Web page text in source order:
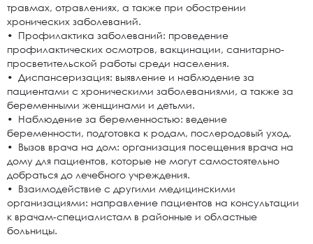
травмах, отравлениях, а также при обострении
хронических заболеваний.
• Профилактика заболеваний: проведение
профилактических осмотров, вакцинации, санитарно-
просветительской работы среди населения.
• Диспансеризация: выявление и наблюдение за
пациентами с хроническими заболеваниями, а также за
беременными женщинами и детьми.
• Наблюдение за беременностью: ведение
беременности, подготовка к родам, послеродовый уход.
• Вызов врача на дом: организация посещения врача на
дому для пациентов, которые не могут самостоятельно
добраться до лечебного учреждения.
• Взаимодействие с другими медицинскими
организациями: направление пациентов на консультации
к врачам-специалистам в районные и областные
больницы.